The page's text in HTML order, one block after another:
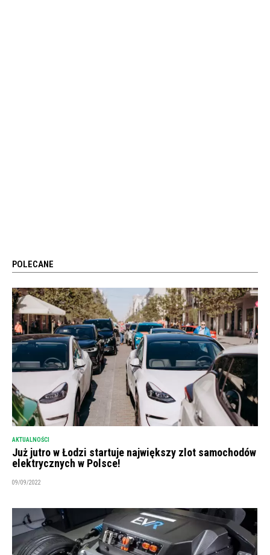
POLECANE
AKTUALNOŚCI
Już jutro w Łodzi startuje największy zlot samochodów
elektrycznych w Polsce!
09/09/2022